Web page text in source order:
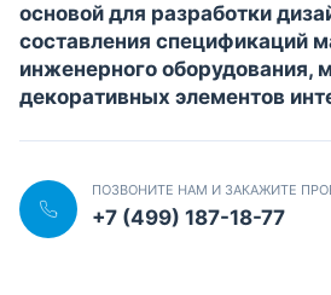
основой для разработки
составления спецификаций
инженерного оборудования,
декоративных элементов
ПОЗВОНИТЕ НАМ И ЗАКАЖИТЕ
+7 (499) 187-18-77